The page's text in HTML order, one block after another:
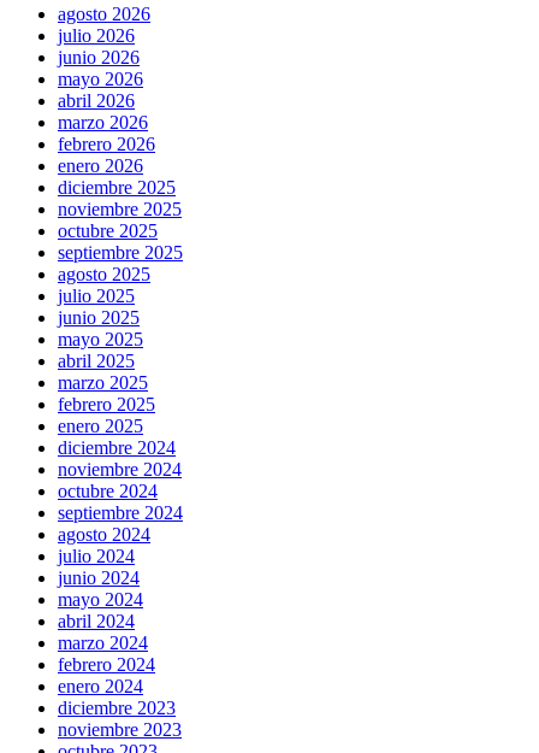
agosto 2026
julio 2026
junio 2026
mayo 2026
abril 2026
marzo 2026
febrero 2026
enero 2026
diciembre 2025
noviembre 2025
octubre 2025
septiembre 2025
agosto 2025
julio 2025
junio 2025
mayo 2025
abril 2025
marzo 2025
febrero 2025
enero 2025
diciembre 2024
noviembre 2024
octubre 2024
septiembre 2024
agosto 2024
julio 2024
junio 2024
mayo 2024
abril 2024
marzo 2024
febrero 2024
enero 2024
diciembre 2023
noviembre 2023